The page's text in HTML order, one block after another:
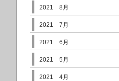
2021 8月
2021 7月
2021 6月
2021 5月
2021 4月